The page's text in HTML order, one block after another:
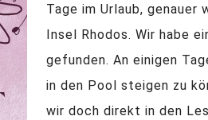
Tage im Urlaub, genauer
Insel Rhodos. Wir habe
gefunden. An einigen
in den Pool steigen zu
wir doch direkt in den